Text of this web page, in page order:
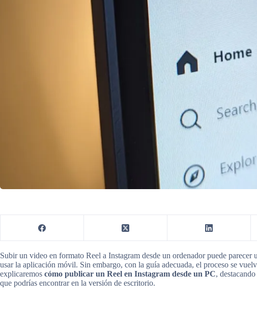
Subir un video en formato Reel a Instagram desde un ordenador puede parecer
usar la aplicación móvil. Sin embargo, con la guía adecuada, el proceso se
explicaremos cómo publicar un Reel en Instagram desde un PC,
que podrías encontrar en la versión de escritorio.